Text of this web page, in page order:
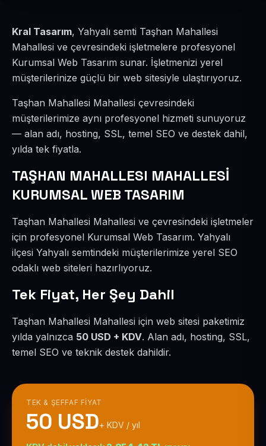
Kral Tasarım, Yahyalı semti Taşhan Mahallesi
Mahallesi ve çevresindeki işletmelere profesyonel
Kurumsal Web Tasarım sunar. İşletmenizi yerel
müşterilerinize güçlü bir web sitesiyle ulaştırıyoruz.
Taşhan Mahallesi Mahallesi çevresindeki
müşterilerimize aynı profesyonel hizmeti sunuyoruz
— alan adı, hosting, SSL, temel SEO ve destek dahil,
yılda tek fiyatla.
TAŞHAN MAHALLESI MAHALLESİ
KURUMSAL WEB TASARIM
Taşhan Mahallesi Mahallesi ve çevresindeki işletmeler
için profesyonel Kurumsal Web Tasarım. Yahyalı
ilçesi Yahyalı semtindeki müşterilerimize yerel SEO
odaklı web siteleri hazırlıyoruz.
Tek Fiyat, Her Şey Dahil
Taşhan Mahallesi Mahallesi için web sitesi paketimiz
yılda yalnızca 50 USD + KDV. Alan adı, hosting, SSL,
temel SEO ve teknik destek dahildir.
TEK & ŞEFFAF FIYAT
50 USD+ KDV / yıl